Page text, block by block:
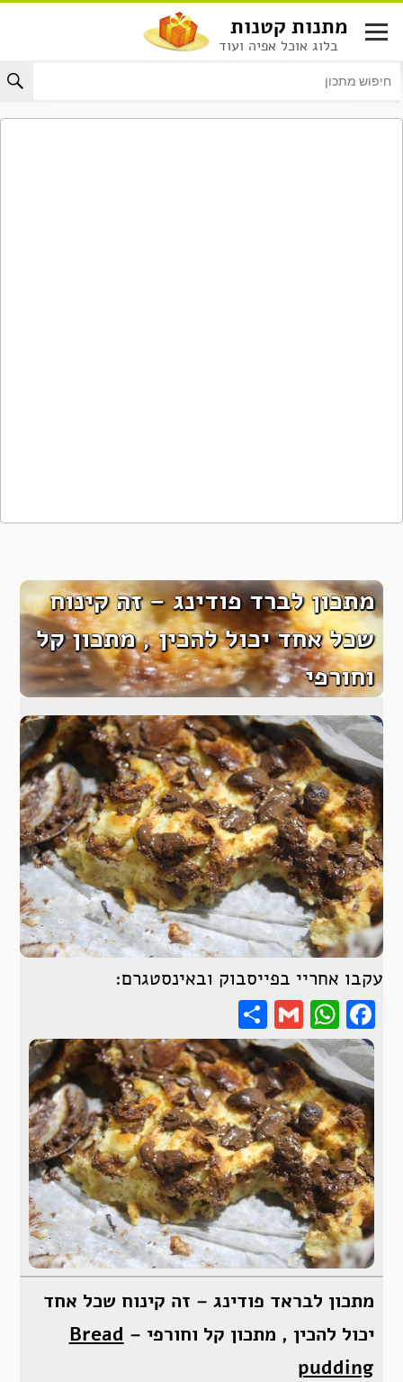
לתוכן
מתנות קטנות
בלוג אוכל אפיה ועוד
מתכון לברד פודינג – זה קינוח
שכל אחד יכול להכין , מתכון קל
וחורפי
עקבו אחריי בפייסבוק ובאינסטגרם:
Facebook
WhatsApp
Gmail
מתכון לבראד פודינג – זה קינוח שכל אחד
יכול להכין , מתכון קל וחורפי – Bread
pudding